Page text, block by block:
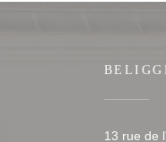
13 rue de